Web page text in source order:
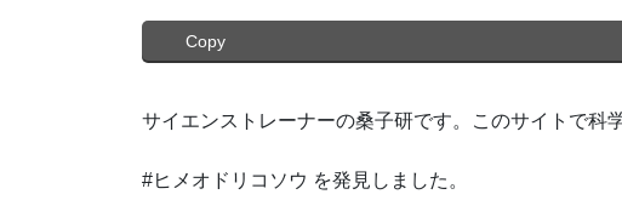
Copy
サイエンストレーナーの桑子研です。このサイトで科
#ヒメオドリコソウ を発見しました。